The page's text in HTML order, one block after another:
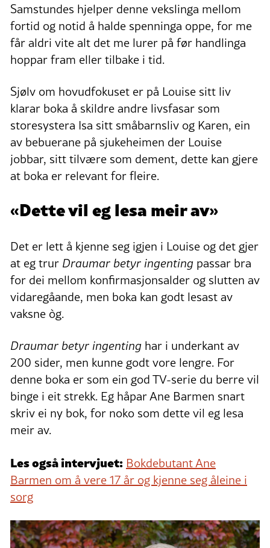
Samstundes hjelper denne vekslinga mellom
fortid og notid å halde spenninga oppe, for me
får aldri vite alt det me lurer på før handlinga
hoppar fram eller tilbake i tid.
Sjølv om hovudfokuset er på Louise sitt liv
klarar boka å skildre andre livsfasar som
storesystera Isa sitt småbarnsliv og Karen, ein
av bebuerane på sjukeheimen der Louise
jobbar, sitt tilvære som dement, dette kan gjere
at boka er relevant for fleire.
«Dette vil eg lesa meir av»
Det er lett å kjenne seg igjen i Louise og det gjer
at eg trur Draumar betyr ingenting passar bra
for dei mellom konfirmasjonsalder og slutten av
vidaregåande, men boka kan godt lesast av
vaksne òg.
Draumar betyr ingenting har i underkant av
200 sider, men kunne godt vore lengre. For
denne boka er som ein god TV-serie du berre vil
binge i eit strekk. Eg håpar Ane Barmen snart
skriv ei ny bok, for noko som dette vil eg lesa
meir av.
Les også intervjuet: Bokdebutant Ane
Barmen om å vere 17 år og kjenne seg åleine i
sorg